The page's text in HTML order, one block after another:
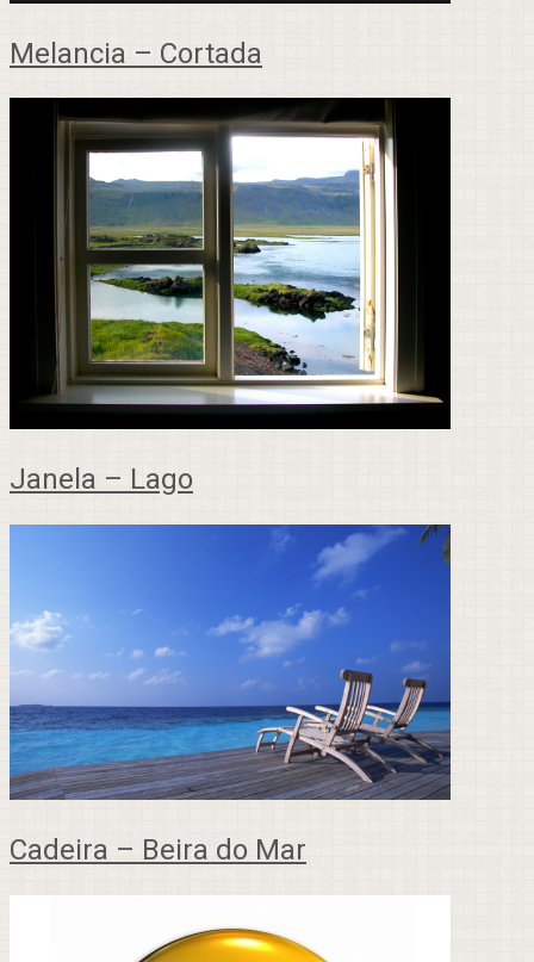
Melancia – Cortada
Janela – Lago
Cadeira – Beira do Mar